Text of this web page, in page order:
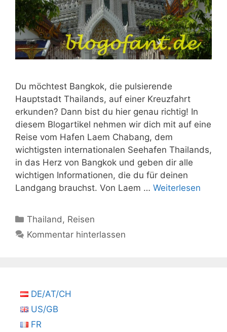
Du möchtest Bangkok, die pulsierende
Hauptstadt Thailands, auf einer Kreuzfahrt
erkunden? Dann bist du hier genau richtig! In
diesem Blogartikel nehmen wir dich mit auf eine
Reise vom Hafen Laem Chabang, dem
wichtigsten internationalen Seehafen Thailands,
in das Herz von Bangkok und geben dir alle
wichtigen Informationen, die du für deinen
Landgang brauchst. Von Laem … Weiterlesen
Kategorien
Thailand, Reisen
Kommentar hinterlassen
DE/AT/CH
US/GB
FR